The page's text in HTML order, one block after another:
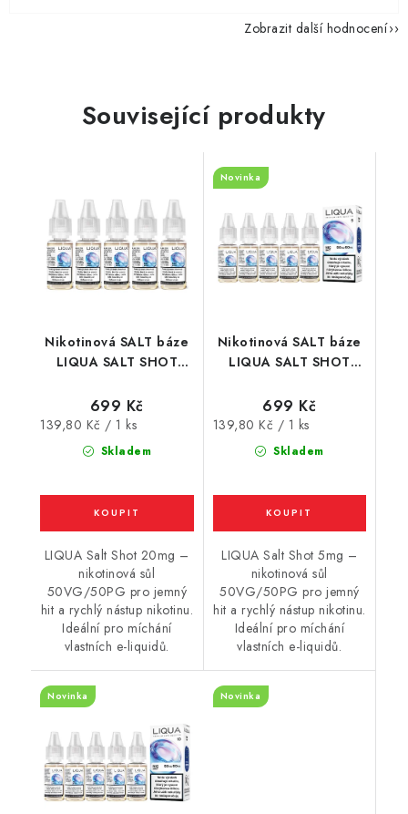
Zobrazit další hodnocení
Související produkty
Nikotinová SALT báze
LIQUA SALT SHOT
/ 20mg
Skladem
699 Kč
Měrná
139,80 Kč / 1 ks
LIQUA Salt Shot 20mg –
nikotinová sůl
50VG/50PG pro jemný
hit a rychlý nástup nikotinu.
Ideální pro míchání
vlastních e-liquidů.
Nikotinová SALT báze
LIQUA SALT SHOT
/ 5mg
Novinka
Skladem
699 Kč
Měrná
139,80 Kč / 1 ks
LIQUA Salt Shot 5mg –
nikotinová sůl
50VG/50PG pro jemný
hit a rychlý nástup nikotinu.
Ideální pro míchání
vlastních e-liquidů.
Novinka Novinka